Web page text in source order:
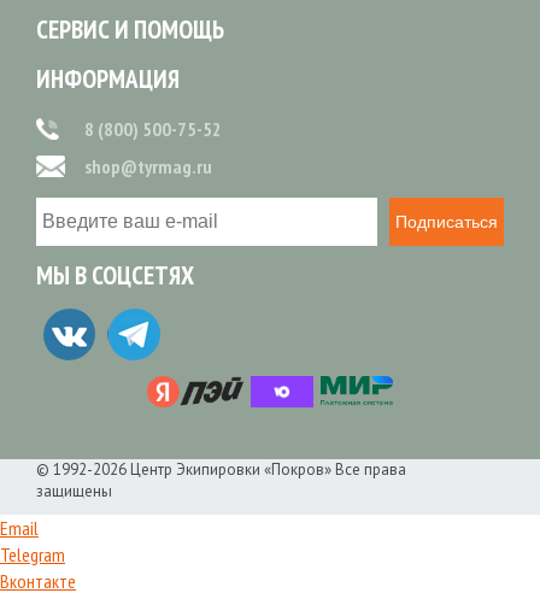
СЕРВИС И ПОМОЩЬ
ИНФОРМАЦИЯ
8 (800) 500-75-52
shop@tyrmag.ru
Подписаться
МЫ В СОЦСЕТЯХ
© 1992-2026 Центр Экипировки «Покров» Все права
защищены
Email
Telegram
Вконтакте